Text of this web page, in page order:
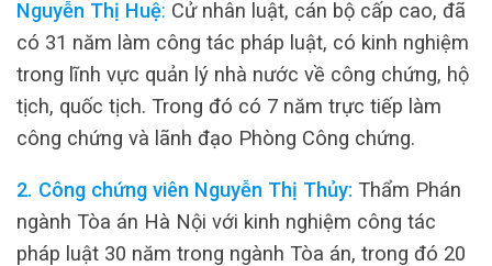
Nguyễn Thị Huệ: Cử nhân luật, cán bộ cấp cao, đã
có 31 năm làm công tác pháp luật, có kinh nghiệm
trong lĩnh vực quản lý nhà nước về công chứng, hộ
tịch, quốc tịch. Trong đó có 7 năm trực tiếp làm
công chứng và lãnh đạo Phòng Công chứng.
2. Công chứng viên Nguyễn Thị Thủy: Thẩm Phán
ngành Tòa án Hà Nội với kinh nghiệm công tác
pháp luật 30 năm trong ngành Tòa án, trong đó 20